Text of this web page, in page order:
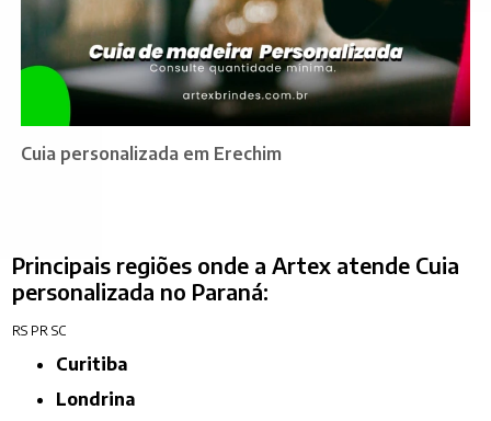
Cuia personalizada em Erechim
Principais regiões onde a Artex atende Cuia
personalizada no Paraná:
RS PR SC
Curitiba
Londrina